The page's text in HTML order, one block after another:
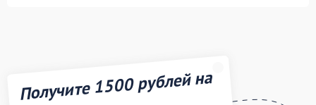
Получите 1500 рублей на